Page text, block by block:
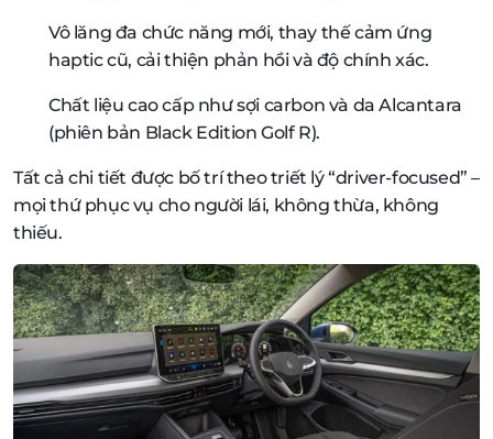
Vô lăng đa chức năng mới, thay thế cảm ứng
haptic cũ, cải thiện phản hồi và độ chính xác.
Chất liệu cao cấp như sợi carbon và da Alcantara
(phiên bản Black Edition Golf R).
Tất cả chi tiết được bố trí theo triết lý “driver-focused” –
mọi thứ phục vụ cho người lái, không thừa, không
thiếu.